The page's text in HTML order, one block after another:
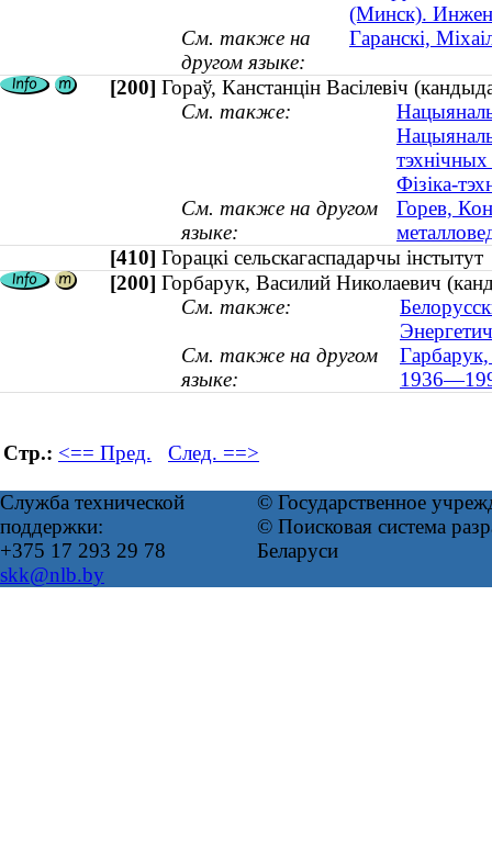
(Минск).
См. также на
другом языке:
Гаранскі,
[200] Гораў, Канстанцін Васілевіч
См. также:
Фізіка-
См. также на другом
языке:
Горев,
[410] Горацкі сельскагаспадарчы
[200] Горбарук, Василий Николаевич
См. также:
См. также на другом
языке:
Гарбарук,
Стр.: <== Пред. След. ==>
Служба технической
поддержки:
+375 17 293 29 78
skk@nlb.by
© Государственное
© Поисковая система
Беларуси